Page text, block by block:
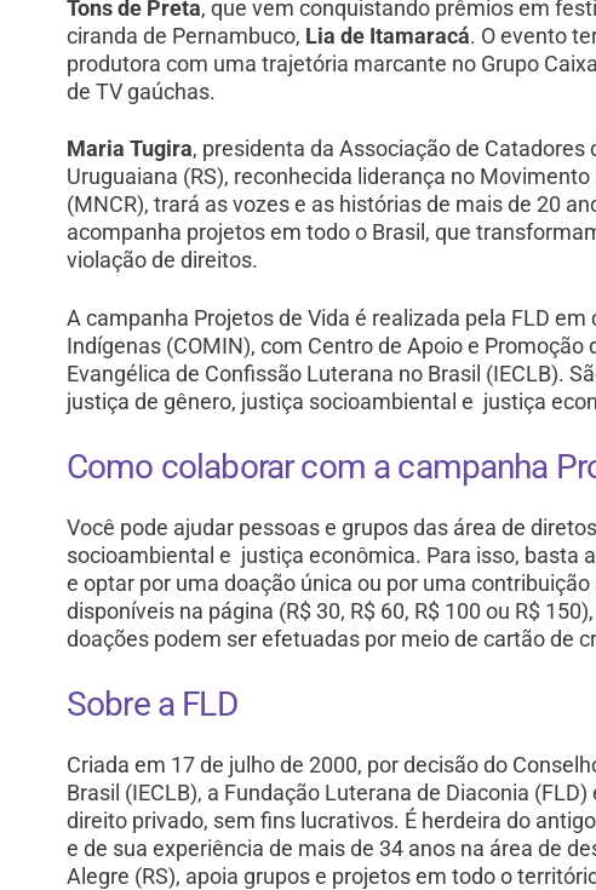
Tons de Preta, que vem conquistando prêmios em
ciranda de Pernambuco, Lia de Itamaracá. O evento
produtora com uma trajetória marcante no Grupo
de TV gaúchas.
Maria Tugira, presidenta da Associação de
Uruguaiana (RS), reconhecida liderança no
(MNCR), trará as vozes e as histórias de mais de 20
acompanha projetos em todo o Brasil, que
violação de direitos.
A campanha Projetos de Vida é realizada pela FLD
Indígenas (COMIN), com Centro de Apoio e Promoção
Evangélica de Confissão Luterana no Brasil (IECLB).
justiça de gênero, justiça socioambiental e justiça
Como colaborar com a campanha
Você pode ajudar pessoas e grupos das área de
socioambiental e justiça econômica. Para isso, basta
e optar por uma doação única ou por uma
disponíveis na página (R$ 30, R$ 60, R$ 100 ou R$
doações podem ser efetuadas por meio de cartão de
Sobre a FLD
Criada em 17 de julho de 2000, por decisão do
Brasil (IECLB), a Fundação Luterana de Diaconia
direito privado, sem fins lucrativos. É herdeira do
e de sua experiência de mais de 34 anos na área de
Alegre (RS), apoia grupos e projetos em todo o